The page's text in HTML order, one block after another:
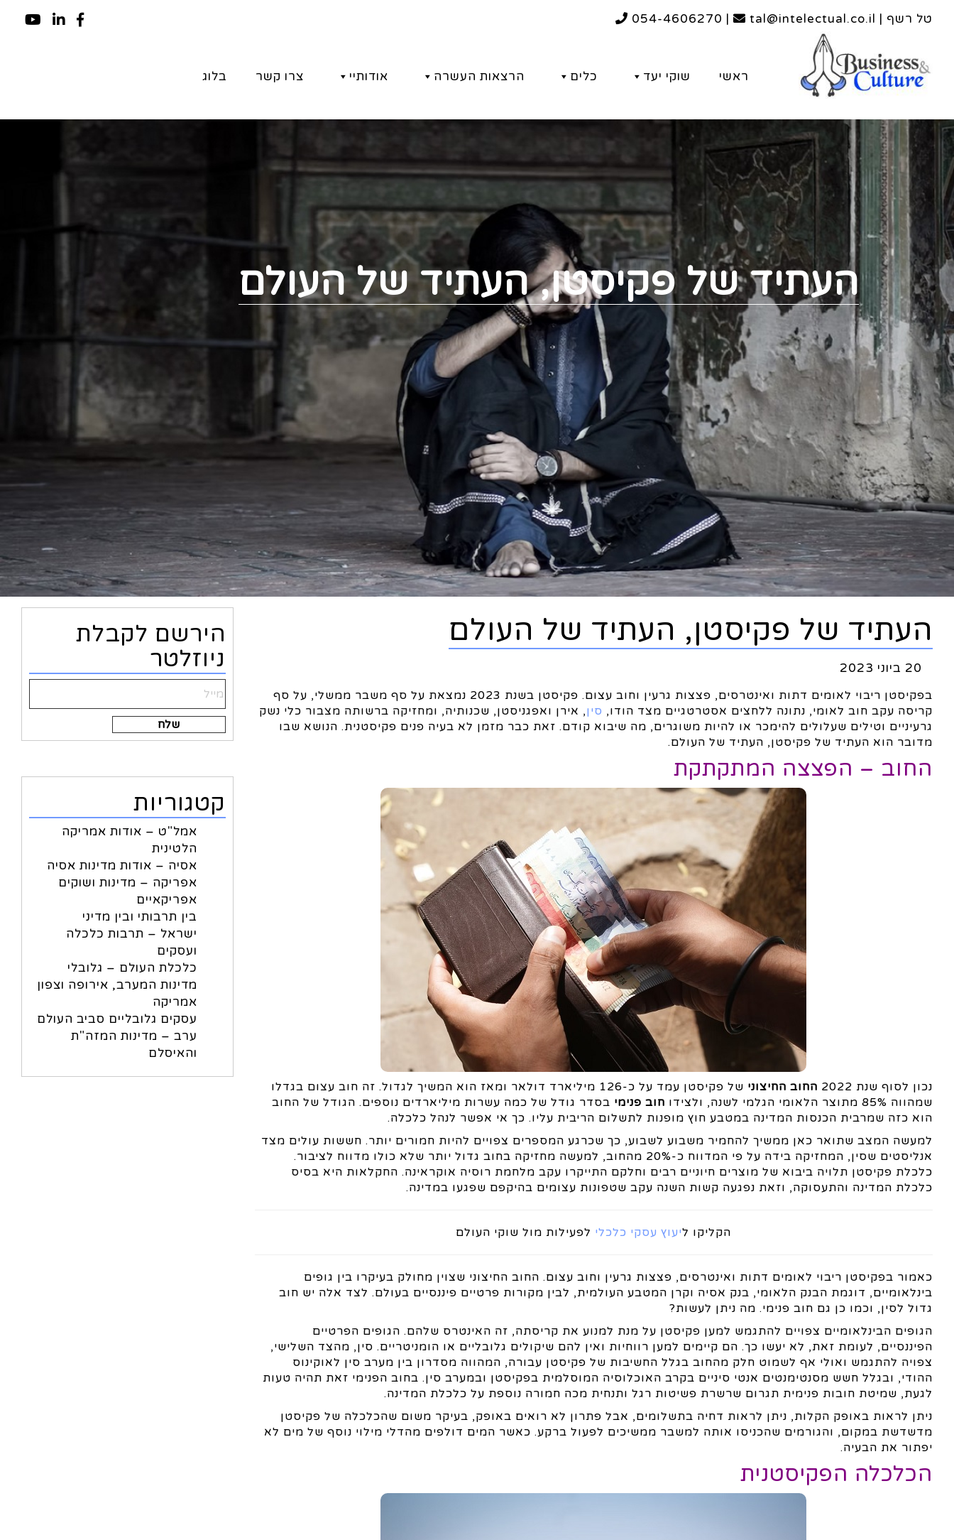
טל רשף | tal@intelectual.co.il |
054-4606270
ראשי שוקי יעד כלים הרצאות העשרה אודותיי צרו קשר בלוג
העתיד של פקיסטן, העתיד של העולם
העתיד של פקיסטן, העתיד של העולם
20 ביוני 2023
בפקיסטן ריבוי לאומים דתות ואינטרסים, פצצות גרעין וחוב עצום. פקיסטן בשנת 2023 נמצאת על סף משבר ממשלי, על סף
קריסה עקב חוב לאומי, נתונה ללחצים אסטרטגיים מצד הודו, סין, אירן ואפגניסטן, שכנותיה, ומחזיקה ברשותה מצבור כלי נשק
גרעיניים וטילים שעלולים להימכר או להיות משוגרים, מה שיבוא קודם. זאת כבר מזמן לא בעיה פנים פקיסטנית. הנושא שבו
מדובר הוא העתיד של פקיסטן, העתיד של העולם.
החוב – הפצצה המתקתקת
נכון לסוף שנת 2022 החוב החיצוני
של פקיסטן עמד על כ-126 מיליארד דולאר ומאז הוא המשיך לגדול. זה חוב עצום בגדלו
שמהווה 85% מתוצר הלאומי הגלמי לשנה, ולצידו
חוב פנימי בסדר גודל של כמה עשרות מיליארדים נוספים. הגודל של החוב
הוא כזה שמרבית הכנסות המדינה במטבע חוץ מופנות לתשלום הריבית עליו. כך אי אפשר לנהל כלכלה.
למעשה המצב שתואר כאן ממשיך להחמיר משבוע לשבוע, כך שכרגע המספרים צפויים להיות חמורים יותר. חששות עולים מצד
אנליסטים שסין, המחזיקה בידה על פי המדווח כ-20% מהחוב, למעשה מחזיקה בחוב גדול יותר שלא כולו מדווח לציבור.
כלכלת פקיסטן תלויה ביבוא של מוצרים חיוניים רבים וחלקם התייקרו עקב מלחמת רוסיה אוקראינה. החקלאות היא בסיס
כלכלת המדינה והתעסוקה, וזאת נפגעה קשות השנה עקב שטפונות עצומים בהיקפם שפגעו במדינה.
הקליקו ליעוץ עסקי כלכלי לפעילות מול שוקי העולם
כאמור בפקיסטן ריבוי לאומים דתות ואינטרסים, פצצות גרעין וחוב עצום. החוב החיצוני שצוין מחולק בעיקרו בין גופים
בינלאומיים, דוגמת הבנק הלאומי, בנק אסיה וקרן המטבע העולמית, לבין מקורות פרטיים פיננסיים בעולם. לצד אלה יש חוב
גדול לסין, וכמו כן גם חוב פנימי. מה ניתן לעשות?
הגופים הבינלאומיים צפויים להתגמש למען פקיסטן על מנת למנוע את קריסתה, זה האינטרס שלהם. הגופים הפרטיים
הפיננסיים, לעומת זאת, לא יעשו כך. הם קיימים למען רווחיות ואין להם שיקולים גלובליים או הומניטריים. סין, מהצד השלישי,
צפויה להתגמש ואולי אף לשמוט חלק מהחוב בגלל החשיבות של פקיסטן עבורה, המהווה מסדרון בין מערב סין לאוקינוס
ההודי, ובגלל חשש מסנטימנטים אנטי סיניים בקרב האוכלוסיה המוסלמית בפקיסטן ובמערב סין. בחוב הפנימי זאת תהיה טעות
לגעת, שמיטת חובות פנימית תגרום שרשרת פשיטות רגל ותנחית מכה חמורה נוספת על כלכלת המדינה.
ניתן לראות באופק הקלות, ניתן לראות דחיה בתשלומים, אבל פתרון לא רואים באופק, בעיקר משום שהכלכלה של פקיסטן
מדשדשת במקום, והגורמים שהכניסו אותה למשבר ממשיכים לפעול ברקע. כאשר המים דולפים מהדלי מילוי נוסף של מים לא
יפתור את הבעיה.
הכלכלה הפקיסטנית
הירשם לקבלת
ניוזלטר
קטגוריות
אמל"ט – אודות אמריקה
הלטינית
אסיה – אודות מדינות אסיה
אפריקה – מדינות ושוקים
אפריקאיים
בין תרבותי ובין מדיני
ישראל – תרבות כלכלה
ועסקים
כלכלת העולם – גלובלי
מדינות המערב, אירופה וצפון
אמריקה
עסקים גלובליים סביב העולם
ערב – מדינות המזה"ת
והאיסלם